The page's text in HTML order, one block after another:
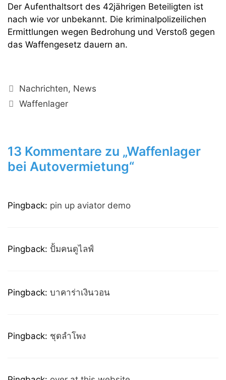
Der Aufenthaltsort des 42jährigen Beteiligten ist
nach wie vor unbekannt. Die kriminalpolizeilichen
Ermittlungen wegen Bedrohung und Verstoß gegen
das Waffengesetz dauern an.
Kategorien
Nachrichten, News
Schlagwörter
Waffenlager
13 Kommentare zu „Waffenlager
bei Autovermietung“
Pingback: pin up aviator demo
Pingback: ปั้มคนดูไลฟ์
Pingback: บาคาร่าเงินวอน
Pingback: ชุดลำโพง